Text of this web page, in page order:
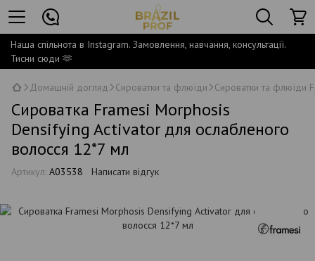
Наша спільнота в Instagram. Замовлення, навчання, консультації.
Тисни сюди 🫶
Домашній догляд Сироватки та флюїди Сироватки та флюїди
Сироватка Framesi Morphosis
Densifying Activator для ослабленого
волосся 12*7 мл
Артикул: A03538 Написати відгук